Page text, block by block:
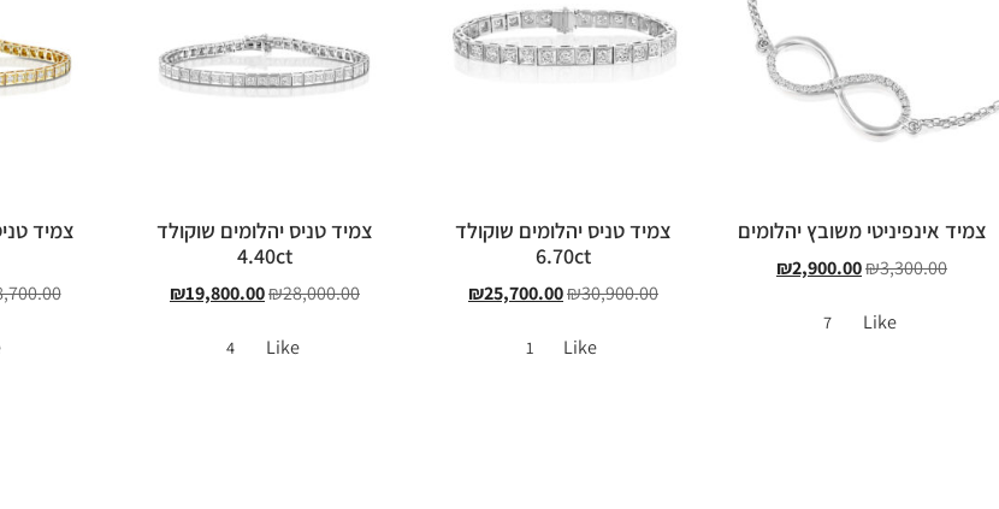
צמיד אינפיניטי משובץ יהלומים
₪3,300.00
₪2,900.00
Like
7
צמיד טניס יהלומים שוקולד
6.70ct
₪30,900.00
₪25,700.00
Like
1
צמיד טניס יהלומים שוקולד
4.40ct
₪28,000.00
₪19,800.00
Like
4
צמיד